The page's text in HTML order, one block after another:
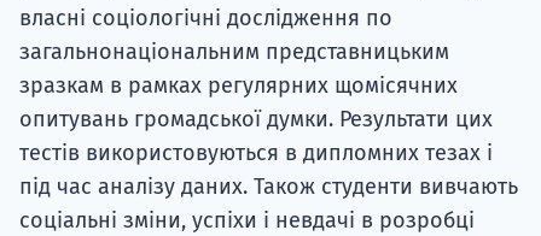
власні соціологічні дослідження по
загальнонаціональним представницьким
зразкам в рамках регулярних щомісячних
опитувань громадської думки. Результати цих
тестів використовуються в дипломних тезах і
під час аналізу даних. Також студенти вивчають
соціальні зміни, успіхи і невдачі в розробці